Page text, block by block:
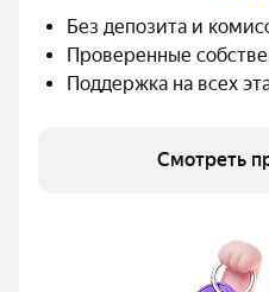
Без депозита и
Проверенные
Поддержка на всех
Смотреть